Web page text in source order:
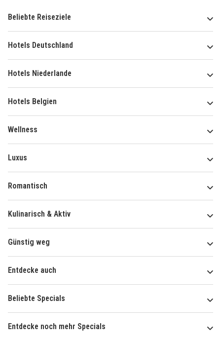
Beliebte Reiseziele
Hotels Deutschland
Hotels Niederlande
Hotels Belgien
Wellness
Luxus
Romantisch
Kulinarisch & Aktiv
Günstig weg
Entdecke auch
Beliebte Specials
Entdecke noch mehr Specials